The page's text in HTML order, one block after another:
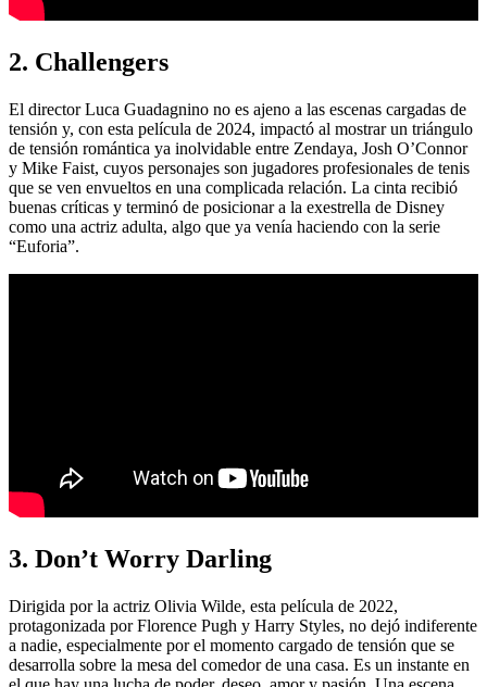
2. Challengers
El director Luca Guadagnino no es ajeno a las escenas cargadas de
tensión y, con esta película de 2024, impactó al mostrar un triángulo
de tensión romántica ya inolvidable entre Zendaya, Josh O’Connor
y Mike Faist, cuyos personajes son jugadores profesionales de tenis
que se ven envueltos en una complicada relación. La cinta recibió
buenas críticas y terminó de posicionar a la exestrella de Disney
como una actriz adulta, algo que ya venía haciendo con la serie
“Euforia”.
3. Don’t Worry Darling
Dirigida por la actriz Olivia Wilde, esta película de 2022,
protagonizada por Florence Pugh y Harry Styles, no dejó indiferente
a nadie, especialmente por el momento cargado de tensión que se
desarrolla sobre la mesa del comedor de una casa. Es un instante en